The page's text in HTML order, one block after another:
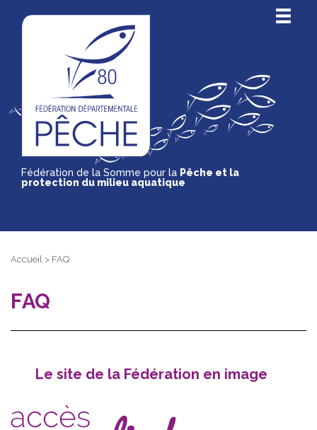
Fédération de la Somme pour la Pêche et la
protection du milieu aquatique
Accueil > FAQ
FAQ
Le site de la Fédération en image